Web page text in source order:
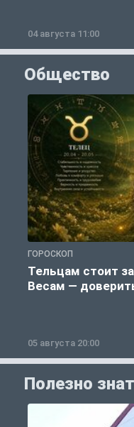
04 августа 11:00
Общество
ГОРОСКОП
Тельцам стоит
Весам —
05 августа 20:00
Полезно